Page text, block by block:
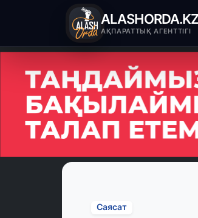
АҚПАРАТТЫҚ АГЕНТТІГІ
Саясат